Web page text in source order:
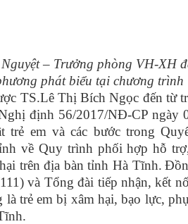
– Trưởng phòng VH-XH
phát biểu tại chương trình
TS.Lê Thị Bích Ngọc đến từ
định 56/2017/NĐ-CP ngày
trẻ em và các bước trong
về Quy trình phối hợp hỗ
trên địa bàn tỉnh Hà Tĩnh.
và Tổng đài tiếp nhận, kết
trẻ em bị xâm hại, bạo lực,